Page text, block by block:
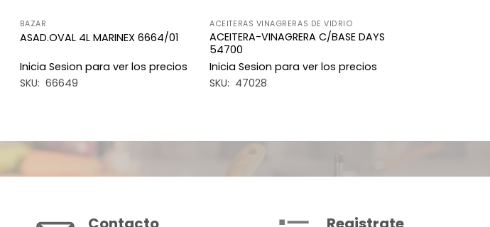
BAZAR
ASAD.OVAL 4L MARINEX 6664/01
Inicia Sesion para ver los precios
SKU: 66649
ACEITERAS VINAGRERAS DE VIDRIO
ACEITERA-VINAGRERA C/BASE DAYS
54700
Inicia Sesion para ver los precios
SKU: 47028